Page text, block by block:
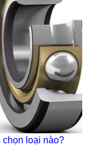
chọn loại nào?